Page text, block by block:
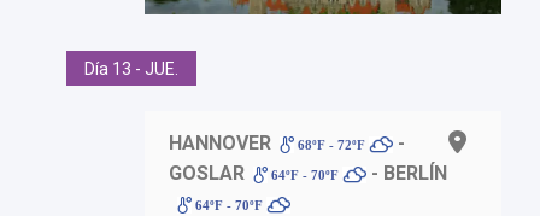
Día 13 - JUE.
HANNOVER 68ºF - 72ºF
-
GOSLAR
64ºF - 70ºF - BERLÍN
64ºF - 70ºF